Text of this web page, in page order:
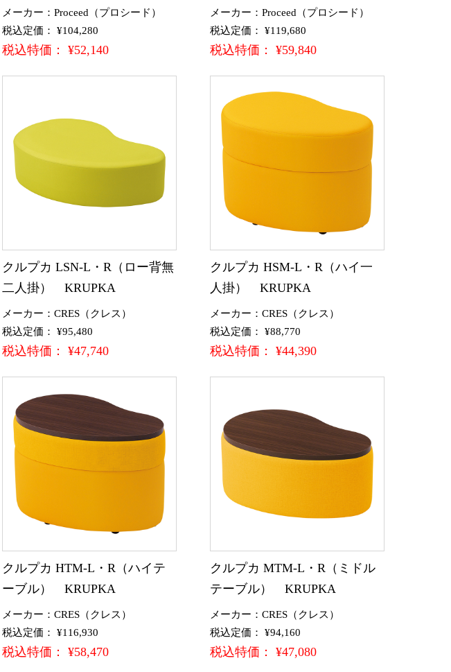
メーカー：Proceed（プロシード）
税込定価： ¥104,280
税込特価： ¥52,140
メーカー：Proceed（プロシード）
税込定価： ¥119,680
税込特価： ¥59,840
クルプカ LSN-L・R（ロー背無
二人掛） KRUPKA
メーカー：CRES（クレス）
税込定価： ¥95,480
税込特価： ¥47,740
クルプカ HSM-L・R（ハイ一
人掛） KRUPKA
メーカー：CRES（クレス）
税込定価： ¥88,770
税込特価： ¥44,390
クルプカ HTM-L・R（ハイテ
ーブル） KRUPKA
メーカー：CRES（クレス）
税込定価： ¥116,930
税込特価： ¥58,470
クルプカ MTM-L・R（ミドル
テーブル） KRUPKA
メーカー：CRES（クレス）
税込定価： ¥94,160
税込特価： ¥47,080